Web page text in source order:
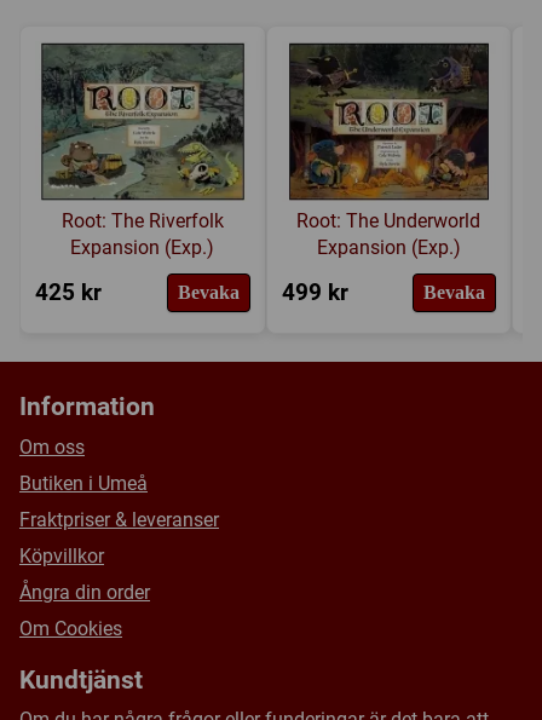
Länkar: BoardGameGeek
Försälj. rank:1193/18137
Root: The Riverfolk
Expansion (Exp.)
425 kr Bevaka
Root: The Underworld
Expansion (Exp.)
499 kr Bevaka
Information
Om oss
Butiken i Umeå
Fraktpriser & leveranser
Köpvillkor
Ångra din order
Om Cookies
Kundtjänst